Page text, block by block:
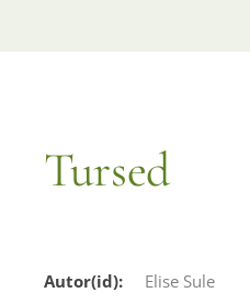
Tursed
Autor(id): Elise Sule